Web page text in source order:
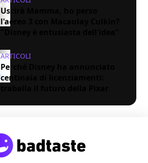
Uscirà Mamma, ho perso
l'aereo 3 con Macaulay Culkin?
ARTICOLI
Perché Disney ha annunciato
centinaia di licenziamenti: